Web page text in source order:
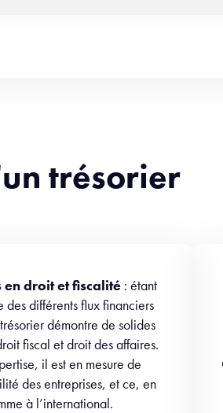
trésorier
en droit et fiscalité : étant
différents flux financiers
démontre de solides
fiscal et droit des affaires.
il est en mesure de
des entreprises, et ce, en
à l’international.